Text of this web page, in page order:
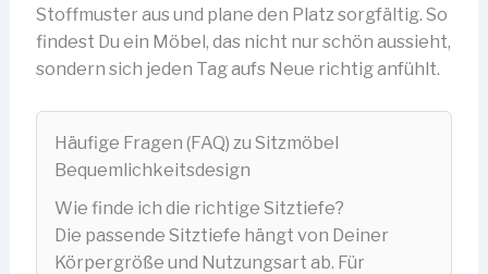
Stoffmuster aus und plane den Platz sorgfältig. So
findest Du ein Möbel, das nicht nur schön aussieht,
sondern sich jeden Tag aufs Neue richtig anfühlt.
Häufige Fragen (FAQ) zu Sitzmöbel
Bequemlichkeitsdesign
Wie finde ich die richtige Sitztiefe?
Die passende Sitztiefe hängt von Deiner
Körpergröße und Nutzungsart ab. Für